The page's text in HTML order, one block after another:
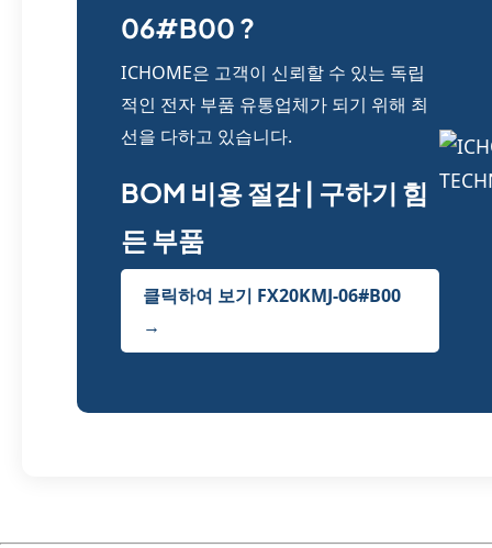
06#B00 ?
ICHOME은 고객이 신뢰할 수 있는 독립
적인 전자 부품 유통업체가 되기 위해 최
선을 다하고 있습니다.
BOM 비용 절감 | 구하기 힘
든 부품
클릭하여 보기 FX20KMJ-06#B00
→